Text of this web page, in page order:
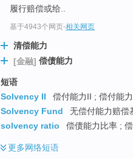
履行赔偿或给..
基于4943个网页-相关网页
清偿能力
[金融] 偿债能力
短语
Solvency II
偿付能力II ; 偿付能
Solvency Fund
无偿付能力赔偿
solvency ratio
偿债能力比率 ;
更多网络短语